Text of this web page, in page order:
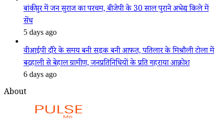
बांकीपुर में जन सुराज का परचम, बीजेपी के 30 साल पुराने अभेद्य किले में
सेंध
5 days ago
वीआईपी दौरे के समय बनी सड़क बनी आफत, पतिलार के मिश्रौली टोला में
बदहाली से बेहाल ग्रामीण, जनप्रतिनिधियों के प्रति गहराया आक्रोश
6 days ago
About